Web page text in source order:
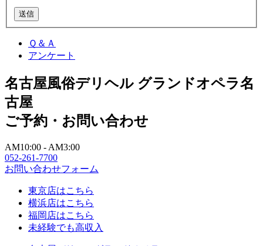
Ｑ＆Ａ
アンケート
名古屋風俗デリヘル グランドオペラ名
古屋
ご予約・お問い合わせ
AM10:00 - AM3:00
052-261-7700
お問い合わせフォーム
東京店はこちら
横浜店はこちら
福岡店はこちら
未経験でも高収入